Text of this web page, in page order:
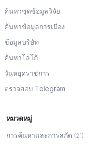
ค้นหาชุดข้อมูลวิจัย
ค้นหาข้อมูลการเมือง
ข้อมูลบริษัท
ค้นหาโลโก้
วันหยุดราชการ
ตรวจสอบ Telegram
หมวดหมู่
การค้นหาและการสกัด (21)